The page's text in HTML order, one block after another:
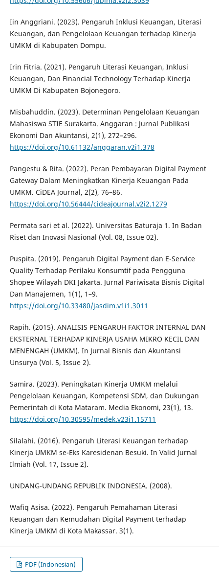
Iin Anggriani. (2023). Pengaruh Inklusi Keuangan, Literasi
Keuangan, dan Pengelolaan Keuangan terhadap Kinerja
UMKM di Kabupaten Dompu.
Irin Fitria. (2021). Pengaruh Literasi Keuangan, Inklusi
Keuangan, Dan Financial Technology Terhadap Kinerja
UMKM Di Kabupaten Bojonegoro.
Misbahuddin. (2023). Determinan Pengelolaan Keuangan
Mahasiswa STIE Surakarta. Anggaran : Jurnal Publikasi
Ekonomi Dan Akuntansi, 2(1), 272–296.
https://doi.org/10.61132/anggaran.v2i1.378
Pangestu & Rita. (2022). Peran Pembayaran Digital Payment
Gateway Dalam Meningkatkan Kinerja Keuangan Pada
UMKM. CiDEA Journal, 2(2), 76–86.
https://doi.org/10.56444/cideajournal.v2i2.1279
Permata sari et al. (2022). Universitas Baturaja 1. In Badan
Riset dan Inovasi Nasional (Vol. 08, Issue 02).
Puspita. (2019). Pengaruh Digital Payment dan E-Service
Quality Terhadap Perilaku Konsumtif pada Pengguna
Shopee Wilayah DKI Jakarta. Jurnal Pariwisata Bisnis Digital
Dan Manajemen, 1(1), 1–9.
https://doi.org/10.33480/jasdim.v1i1.3011
Rapih. (2015). ANALISIS PENGARUH FAKTOR INTERNAL DAN
EKSTERNAL TERHADAP KINERJA USAHA MIKRO KECIL DAN
MENENGAH (UMKM). In Jurnal Bisnis dan Akuntansi
Unsurya (Vol. 5, Issue 2).
Samira. (2023). Peningkatan Kinerja UMKM melalui
Pengelolaan Keuangan, Kompetensi SDM, dan Dukungan
Pemerintah di Kota Mataram. Media Ekonomi, 23(1), 13.
https://doi.org/10.30595/medek.v23i1.15711
Silalahi. (2016). Pengaruh Literasi Keuangan terhadap
Kinerja UMKM se-Eks Karesidenan Besuki. In Valid Jurnal
Ilmiah (Vol. 17, Issue 2).
UNDANG-UNDANG REPUBLIK INDONESIA. (2008).
Wafiq Asisa. (2022). Pengaruh Pemahaman Literasi
Keuangan dan Kemudahan Digital Payment terhadap
Kinerja UMKM di Kota Makassar. 3(1).
PDF (Indonesian)